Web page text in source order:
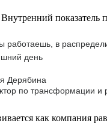
Внутренний показатель
работаешь, в
день
Дерябина
по трансформации и
как компания